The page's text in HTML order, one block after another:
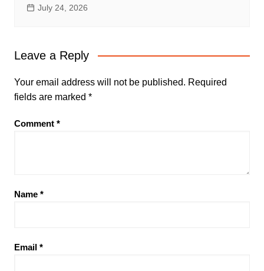
July 24, 2026
Leave a Reply
Your email address will not be published. Required
fields are marked *
Comment *
Name *
Email *